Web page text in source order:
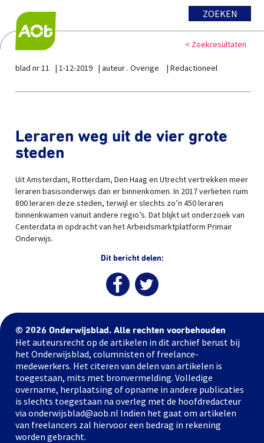
ZOEKEN
< Zoekresultaten
blad nr 11 1-12-2019 auteur . Overige Redactioneel
Leraren weg uit de vier grote
steden
Uit Amsterdam, Rotterdam, Den Haag en Utrecht vertrekken meer
leraren basisonderwijs dan er binnenkomen. In 2017 verlieten ruim
800 leraren deze steden, terwijl er slechts zo’n 450 leraren
binnenkwamen vanuit andere regio’s. Dat blijkt uit onderzoek van
Centerdata in opdracht van het Arbeidsmarktplatform Primair
Onderwijs.
Dit bericht delen:
© 2026 Onderwijsblad. Alle rechten voorbehouden
Het auteursrecht op de artikelen in dit archief berust bij
het Onderwijsblad, columnisten of freelance-
medewerkers. Het citeren van delen van artikelen is
toegestaan, mits met bronvermelding. Volledige
overname, herplaatsing of opname in andere publicaties
is slechts toegestaan na overleg met de hoofdredacteur
via onderwijsblad@aob.nl Indien het gaat om artikelen
van freelancers zal hiervoor een bedrag in rekening
worden gebracht.